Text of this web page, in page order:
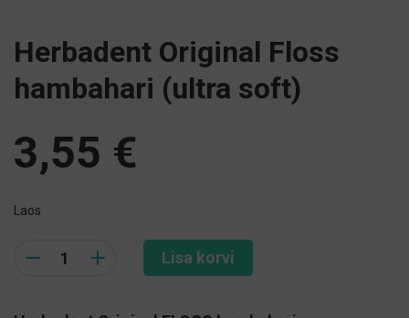
Herbadent Original Floss
hambahari (ultra soft)
3,55 €
Laos
Lisa korvi